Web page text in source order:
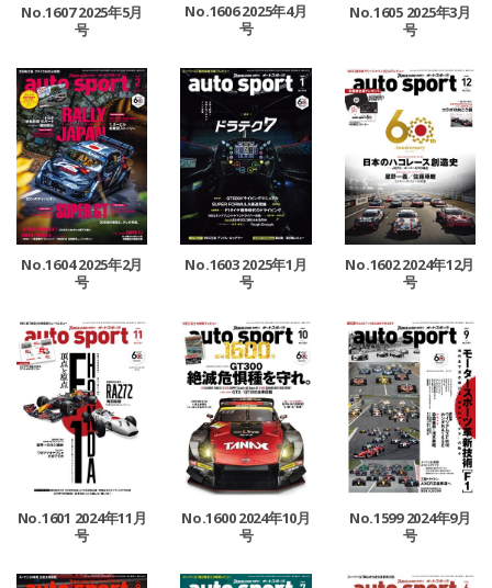
No.1607 2025年5月
号
No.1606 2025年4月
号
No.1605 2025年3月
号
No.1604 2025年2月
号
No.1603 2025年1月
号
No.1602 2024年12月
号
No.1601 2024年11月
号
No.1600 2024年10月
号
No.1599 2024年9月
号